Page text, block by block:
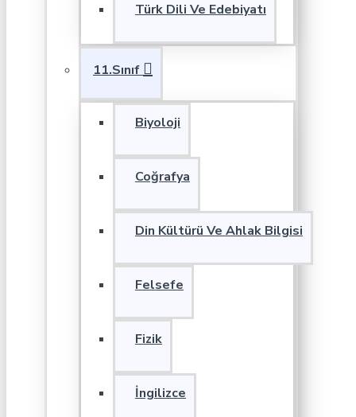
Türk Dili Ve Edebiyatı
11.Sınıf
Biyoloji
Coğrafya
Din Kültürü Ve Ahlak Bilgisi
Felsefe
Fizik
İngilizce